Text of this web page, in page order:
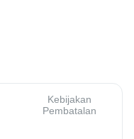
Kebijakan
Pembatalan